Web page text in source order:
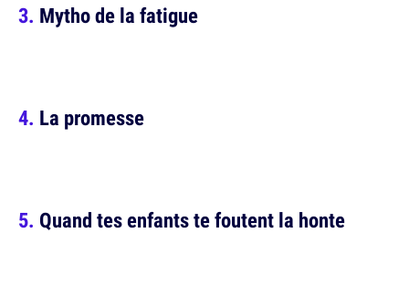
Mytho de la fatigue
La promesse
Quand tes enfants te foutent la honte